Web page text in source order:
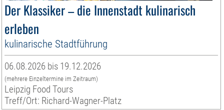
Der Klassiker – die Innenstadt kulinarisch
erleben
kulinarische Stadtführung
06.08.2026 bis 19.12.2026
(mehrere Einzeltermine im Zeitraum)
Leipzig Food Tours
Treff/Ort: Richard-Wagner-Platz